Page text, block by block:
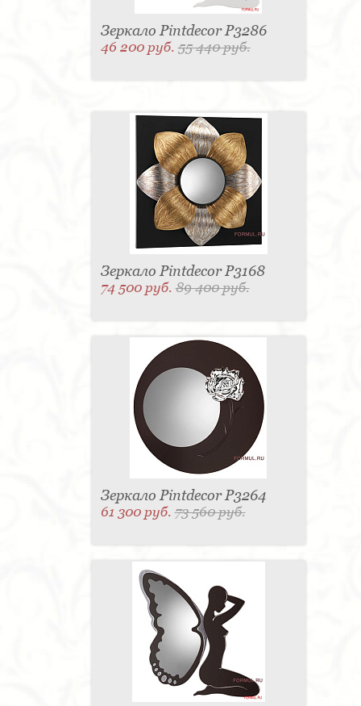
Зеркало Pintdecor P3286
46 200 руб.55 440 руб.
Зеркало Pintdecor P3168
74 500 руб.89 400 руб.
Зеркало Pintdecor P3264
61 300 руб.73 560 руб.